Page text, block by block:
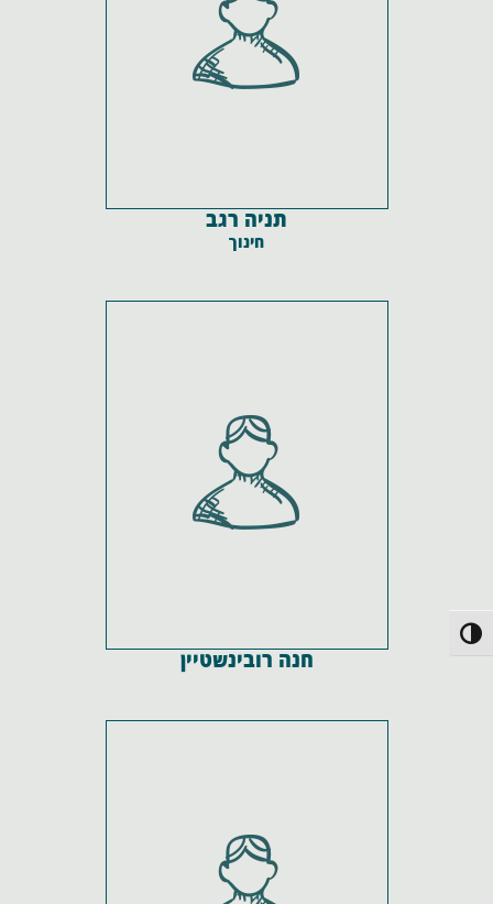
הפעל/כבה ניגודיות גבוהה
תניה רגב
חינוך
חנה רובינשטיין